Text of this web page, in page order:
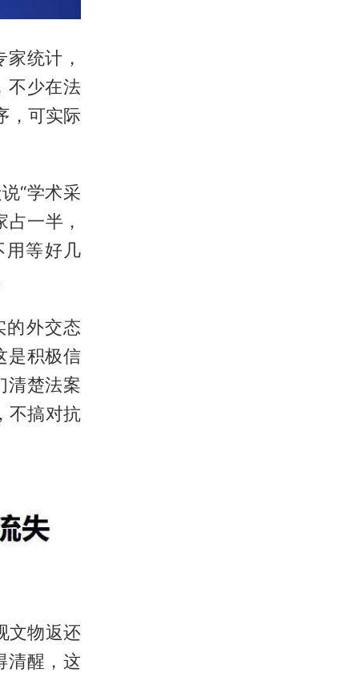
统计，
不少在法
，可实际
“学术采
一半，
用等好几
的外交态
是积极信
清楚法案
不搞对抗
文物返还
清醒，这